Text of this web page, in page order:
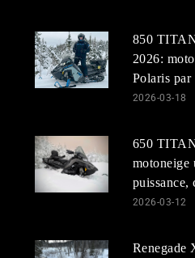
850
2026:
Polaris par
2026-03-18
650
puissance,
2026-03-12
Renegade